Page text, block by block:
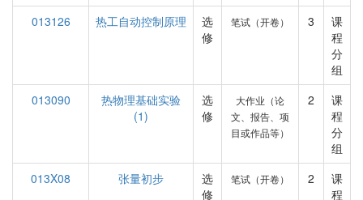
013126
热工自动控制原理
选
修
笔试（开卷） 3
课
程
分
组
013090
热物理基础实验
(1)
选
修
大作业（论
文、报告、项
目或作品等）
2
课
程
分
组
013X08
张量初步
选
修
笔试（开卷） 2
课
程